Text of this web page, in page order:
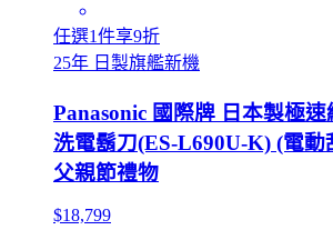
任選1件享9折
25年 日製旗艦新機
Panasonic 國際牌 日本製極
洗電鬍刀(ES-L690U-K) (電動
父親節禮物
$18,799